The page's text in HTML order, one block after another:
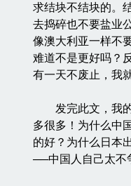
求结块不结块的。
去捣碎也不要盐业
像澳大利亚一样不
难道不是更好吗？
有一天不废止，我
发完此文，我的
多很多！为什么中
的好？为什么日本
──中国人自己太不